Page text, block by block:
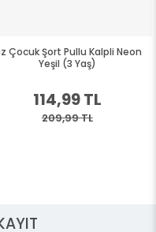
Çocuk Şort Pullu Kalpli Neon
Yeşil (3 Yaş)
114,99 TL
209,99 TL